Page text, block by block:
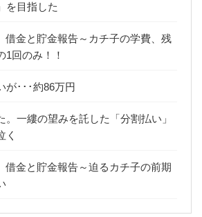
を目指した
金と貯金報告～カチ子の学費、残
1回のみ！！
が･･･約86万円
。一縷の望みを託した「分割払い」
く
金と貯金報告～迫るカチ子の前期